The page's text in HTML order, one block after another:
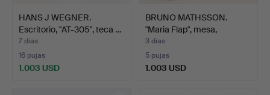
HANS J WEGNER.
Escritorio, "AT-305", teca …
7 días
16 pujas
1.003 USD
BRUNO MATHSSON.
"Maria Flap", mesa,
modelo…
3 días
5 pujas
1.003 USD